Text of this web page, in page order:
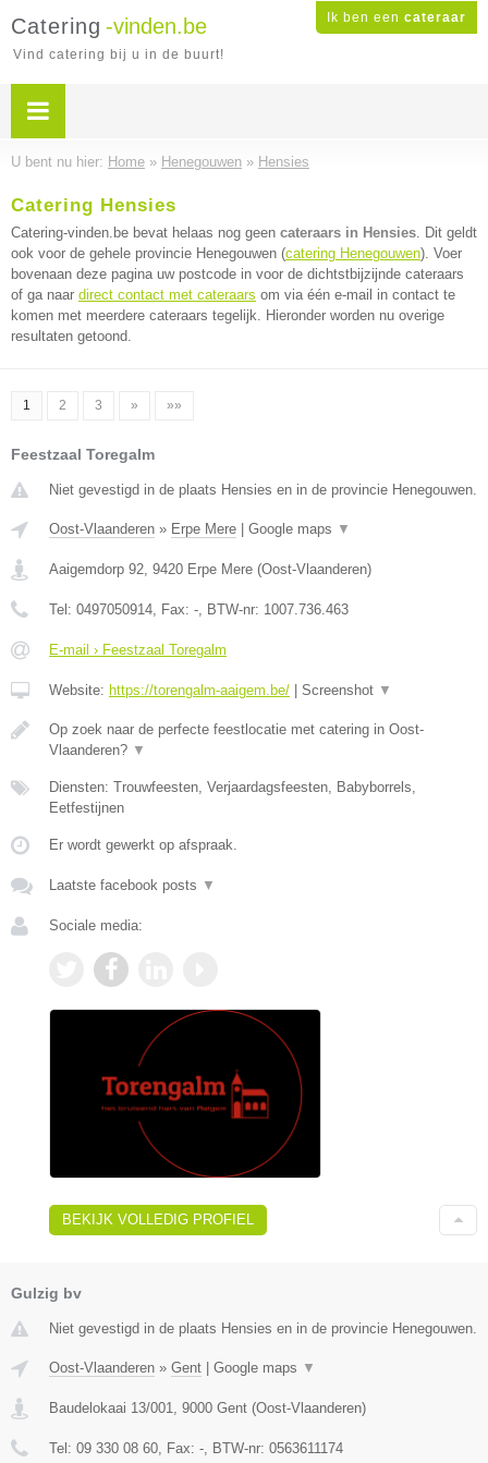
Ik ben een cateraar
Catering -vinden.be
Vind catering bij u in de buurt!
U bent nu hier: Home » Henegouwen » Hensies
Catering Hensies
Catering-vinden.be bevat helaas nog geen cateraars in Hensies. Dit geldt
ook voor de gehele provincie Henegouwen (catering Henegouwen). Voer
bovenaan deze pagina uw postcode in voor de dichtstbijzijnde cateraars
of ga naar direct contact met cateraars om via één e-mail in contact te
komen met meerdere cateraars tegelijk. Hieronder worden nu overige
resultaten getoond.
1 2 3 » »»
Feestzaal Toregalm
Niet gevestigd in de plaats Hensies en in de provincie Henegouwen.
Oost-Vlaanderen » Erpe Mere Google maps ▼
Aaigemdorp 92, 9420 Erpe Mere (Oost-Vlaanderen)
Tel: 0497050914, Fax: -, BTW-nr: 1007.736.463
E-mail › Feestzaal Toregalm
Website: https://torengalm-aaigem.be/ Screenshot ▼
Op zoek naar de perfecte feestlocatie met catering in Oost-
Vlaanderen? ▼
Diensten: Trouwfeesten, Verjaardagsfeesten, Babyborrels,
Eetfestijnen
Er wordt gewerkt op afspraak.
Laatste facebook posts ▼
Sociale media:
BEKIJK VOLLEDIG PROFIEL
Gulzig bv
Niet gevestigd in de plaats Hensies en in de provincie Henegouwen.
Oost-Vlaanderen » Gent Google maps ▼
Baudelokaai 13/001 9000 Gent (Oost-Vlaanderen)
Tel: 09 330 08 60 , Fax: - , BTW-nr: 0563611174